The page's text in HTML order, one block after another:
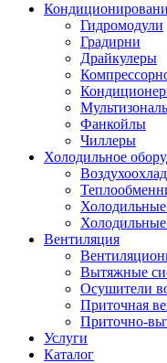
Гидромодули
Градирни
Драйкулеры
Фанкойлы
Чиллеры
Холодильное
Холодильные
Вентиляция
Вытяжные
Осушители
Приточная
Приточно-
Услуги
Каталог